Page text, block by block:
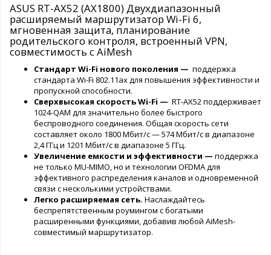
ASUS RT-AX52 (AX1800) Двухдиапазонный
расширяемый маршрутизатор Wi-Fi 6,
мгновенная защита, планирование
родительского контроля, встроенный VPN,
совместимость с AiMesh
Стандарт Wi-Fi нового поколения — поддержка
стандарта Wi-Fi 802.11ax для повышения эффективности и
пропускной способности.
Сверхвысокая скорость Wi-Fi — RT-AX52 поддерживает
1024-QAM для значительно более быстрого
беспроводного соединения. Общая скорость сети
составляет около 1800 Мбит/с — 574 Мбит/с в диапазоне
2,4 ГГц и 1201 Мбит/с в диапазоне 5 ГГц.
Увеличение емкости и эффективности — поддержка
не только MU-MIMO, но и технологии OFDMA для
эффективного распределения каналов и одновременной
связи с несколькими устройствами.
Легко расширяемая сеть. Наслаждайтесь
беспрепятственным роумингом с богатыми
расширенными функциями, добавив любой AiMesh-
совместимый маршрутизатор.